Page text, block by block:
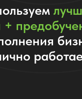
ИИ СОТРУДНИКА